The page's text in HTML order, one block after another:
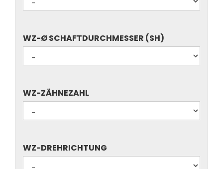
WZ-
Ø
SCHAFTDURCHMESSER
WZ-Ø SCHAFTDURCHMESSER (SH)
WZ-
ZÄHNEZAHL
WZ-ZÄHNEZAHL
WZ-
DREHRICHTUNG
WZ-DREHRICHTUNG